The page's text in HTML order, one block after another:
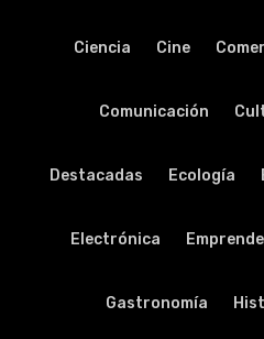
Ciencia Cine
Comunicación
Destacadas Ecología
Electrónica
Gastronomía